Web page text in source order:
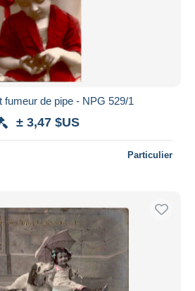
fumeur de pipe - NPG 529/1
± 3,47 $US
Particulier